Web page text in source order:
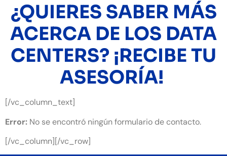
¿QUIERES SABER MÁS
ACERCA DE LOS DATA
CENTERS? ¡RECIBE TU
ASESORÍA!
[/vc_column_text]
Error: No se encontró ningún formulario de contacto.
[/vc_column][/vc_row]